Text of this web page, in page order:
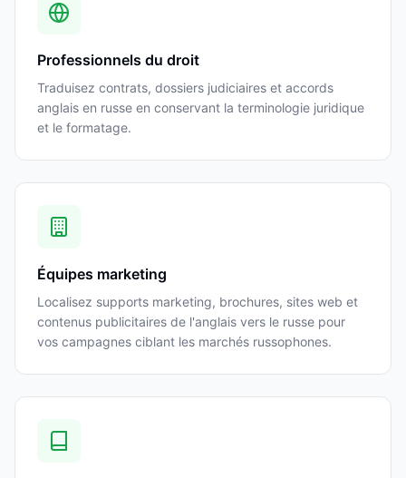
Professionnels du droit
Traduisez contrats, dossiers judiciaires et accords
anglais en russe en conservant la terminologie juridique
et le formatage.
Équipes marketing
Localisez supports marketing, brochures, sites web et
contenus publicitaires de l'anglais vers le russe pour
vos campagnes ciblant les marchés russophones.